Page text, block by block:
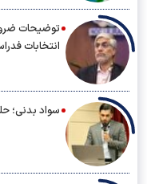
توضیحات
انتخابات
سواد بدنی؛